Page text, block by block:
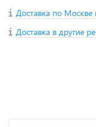
Доставка по
Доставка в другие